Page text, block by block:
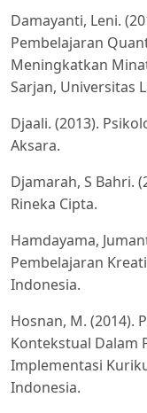
Damayanti, Leni.
Pembelajaran
Meningkatkan
Sarjan, Universitas
Djaali. (2013).
Aksara.
Djamarah, S Bahri.
Rineka Cipta.
Hamdayama,
Pembelajaran
Indonesia.
Hosnan, M. (2014).
Kontekstual Dalam
Implementasi
Indonesia.